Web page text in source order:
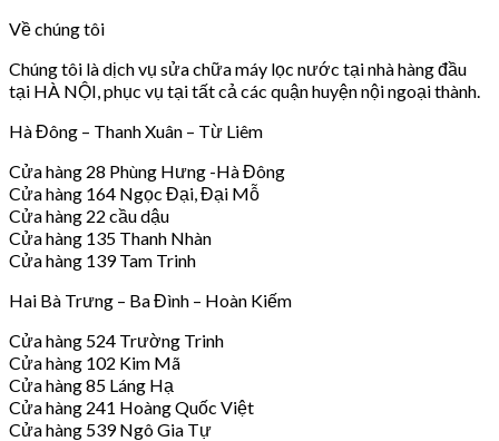
Về chúng tôi
Chúng tôi là dịch vụ sửa chữa máy lọc nước tại nhà hàng đầu
tại HÀ NỘI, phục vụ tại tất cả các quận huyện nội ngoại thành.
Hà Đông – Thanh Xuân – Từ Liêm
Cửa hàng 28 Phùng Hưng -Hà Đông
Cửa hàng 164 Ngọc Đại, Đại Mỗ
Cửa hàng 22 cầu dậu
Cửa hàng 135 Thanh Nhàn
Cửa hàng 139 Tam Trinh
Hai Bà Trưng – Ba Đình – Hoàn Kiếm
Cửa hàng 524 Trường Trinh
Cửa hàng 102 Kim Mã
Cửa hàng 85 Láng Hạ
Cửa hàng 241 Hoàng Quốc Việt
Cửa hàng 539 Ngô Gia Tự